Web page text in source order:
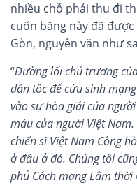
nhiều chỗ phải thu đi
cuốn băng này đã
Gòn, nguyên văn như
“Đường lối chủ trương
dân tộc để cứu sinh
vào sự hòa giải của
máu của người Việt
chiến sĩ Việt Nam Cộng
ở đâu ở đó. Chúng tôi
phủ Cách mạng Lâm